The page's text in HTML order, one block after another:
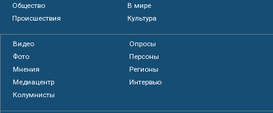
Общество
В мире
Происшествия
Культура
Видео
Опросы
Фото
Персоны
Мнения
Регионы
Медиацентр
Интервью
Колумнисты